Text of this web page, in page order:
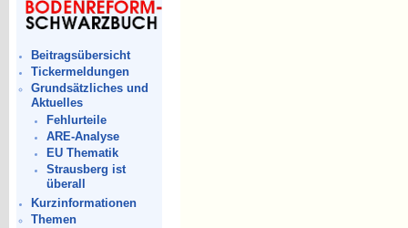
Beitragsübersicht
Tickermeldungen
Grundsätzliches und
Aktuelles
Fehlurteile
ARE-Analyse
EU Thematik
Strausberg ist
überall
Kurzinformationen
Themen